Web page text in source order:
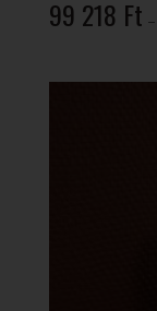
99 218 Ft –